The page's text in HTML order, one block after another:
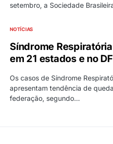
setembro, a Sociedade
NOTÍCIAS
Síndrome
em 21 estados e no DF
Os casos de Síndrome
apresentam tendência de
federação, segundo…